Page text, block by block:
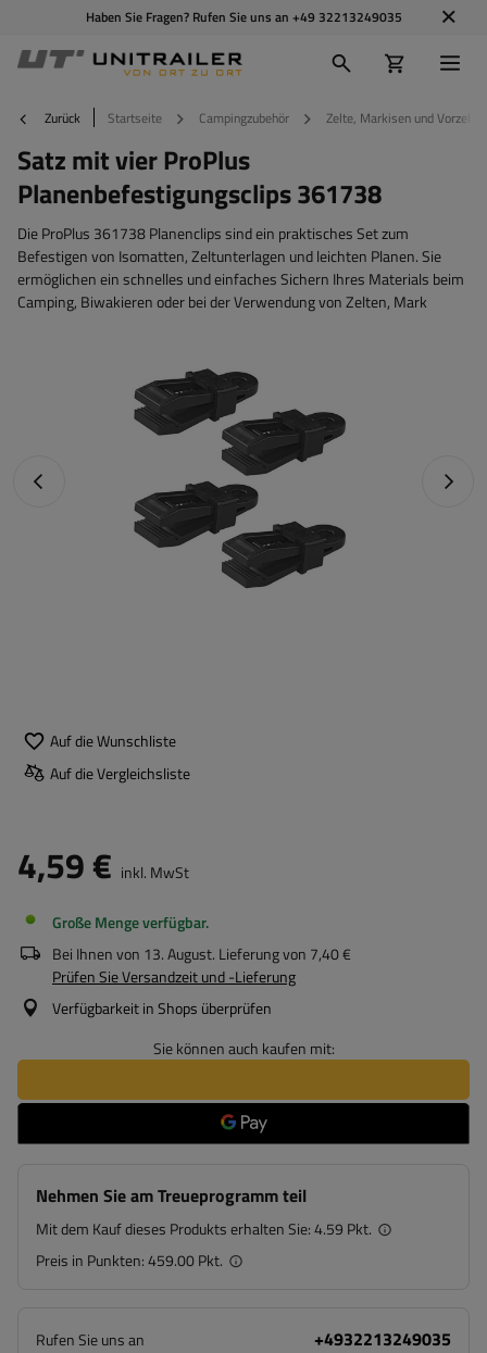
Haben Sie Fragen? Rufen Sie uns an +49 32213249035
Zurück Startseite Campingzubehör Zelte, Markisen und Vorzelte
Satz mit vier ProPlus
Planenbefestigungsclips 361738
Die ProPlus 361738 Planenclips sind ein praktisches Set zum
Befestigen von Isomatten, Zeltunterlagen und leichten Planen. Sie
ermöglichen ein schnelles und einfaches Sichern Ihres Materials beim
Camping, Biwakieren oder bei der Verwendung von Zelten, Mark
Vorheriges Foto
Auf die Wunschliste
Auf die Vergleichsliste
4,59 € inkl. MwSt
Große Menge verfügbar
Bei Ihnen von 13. August. Lieferung von 7,40 €
Prüfen Sie Versandzeit und -Lieferung
Verfügbarkeit in Shops überprüfen
Sie können auch kaufen mit:
Nehmen Sie am Treueprogramm teil
Mit dem Kauf dieses Produkts erhalten Sie:4.59 Pkt.
Preis in Punkten:459.00 Pkt.
Rufen Sie uns an +4932213249035